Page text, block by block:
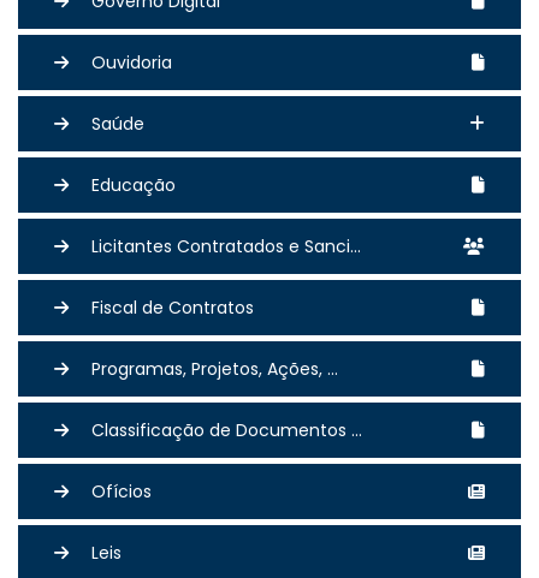
Ouvidoria
Saúde
Educação
Licitantes Contratados e Sanci...
Fiscal de Contratos
Programas, Projetos, Ações, ...
Classificação de Documentos ...
Ofícios
Leis